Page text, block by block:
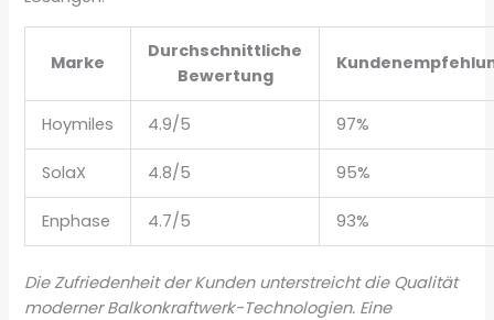
Marke
Durchschnittliche
Bewertung
Hoymiles 4.9/5 97%
SolaX 4.8/5 95%
Enphase 4.7/5 93%
Die Zufriedenheit der Kunden unterstreicht die Qualität
moderner Balkonkraftwerk-Technologien. Eine